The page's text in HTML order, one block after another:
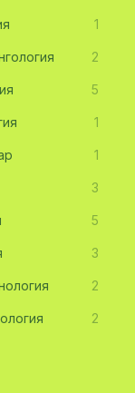
1
2
5
1
1
3
5
3
2
2